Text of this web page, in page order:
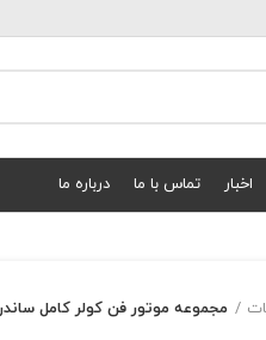
اخبار تماس با ما درباره ما
مجموعه موتور فن كولر کامل